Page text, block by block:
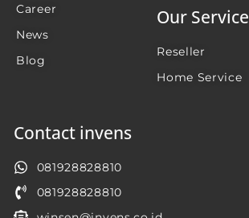
Career
News
Blog
Our Service
Reseller
Home Service
Contact invens
081928828810
081928828810